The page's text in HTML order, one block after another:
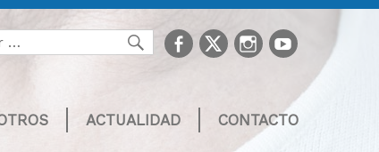
Buscarfacebook
TwitterInstagram
youtube
ACTUALIDAD CONTACTO